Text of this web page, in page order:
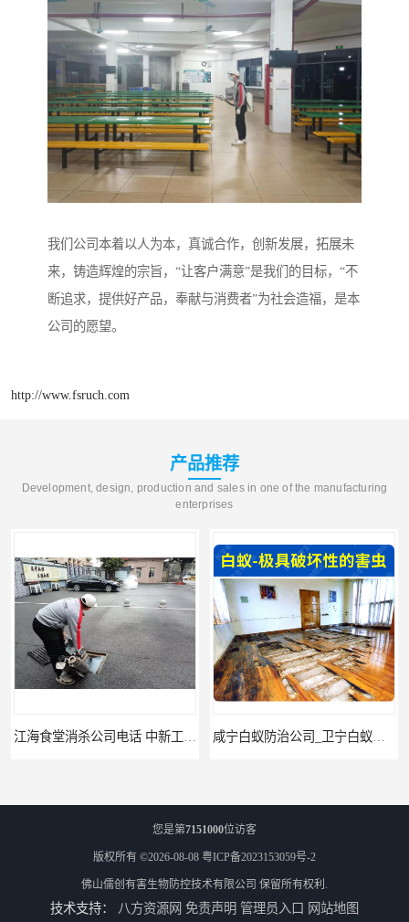
我们公司本着以人为本，真诚合作，创新发展，拓展未
来，铸造辉煌的宗旨，“让客户满意”是我们的目标，“不
断追求，提供好产品，奉献与消费者”为社会造福，是本
公司的愿望。
http://www.fsruch.com
产品推荐
Development, design, production and sales in one of the manufacturing
enterprises
您是第7151000位访客
版权所有 ©2026-08-08 粤ICP备2023153059号-2
佛山儒创有害生物防控技术有限公司 保留所有权利.
技术支持： 八方资源网 免责声明 管理员入口 网站地图